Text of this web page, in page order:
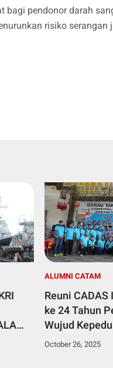
bagi pendonor darah
risiko serangan
ALUMNI CATAM
Reuni CADAS
ke 24 Tahun Pengabdian,
Wujud
Kebersamaan
October 26, 2025